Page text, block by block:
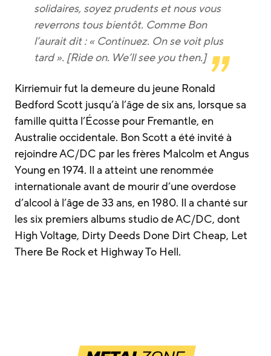
solidaires, soyez prudents et nous vous
reverrons tous bientôt. Comme Bon
l’aurait dit : « Continuez. On se voit plus
tard ». [Ride on. We’ll see you then.]
Kirriemuir fut la demeure du jeune Ronald
Bedford Scott jusqu’à l’âge de six ans, lorsque sa
famille quitta l’Écosse pour Fremantle, en
Australie occidentale. Bon Scott a été invité à
rejoindre AC/DC par les frères Malcolm et Angus
Young en 1974. Il a atteint une renommée
internationale avant de mourir d’une overdose
d’alcool à l’âge de 33 ans, en 1980. Il a chanté sur
les six premiers albums studio de AC/DC, dont
High Voltage, Dirty Deeds Done Dirt Cheap, Let
There Be Rock et Highway To Hell.